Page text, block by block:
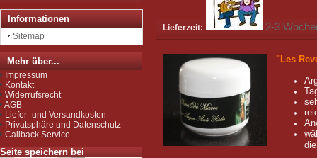
Lieferzeit: 2-3
"Les
Handarbeit zu den wertvollen
Produkten wurden, wie Sie sie
bei uns kaufen können.
Wir sind zudem von der EU als
unterliegen der Kontrolle nach
der sog. Novel-Food-VO.
Seit Juli 2012 sind wir für das
Argan Speiseöl BIO-zertifiziert
gemäß EG-Öko-Verordnung
durch DE-ÖKO-037 (Marokko
Landwirtschaft)
Informationen
Sitemap
Mehr über...
Impressum
Kontakt
Widerrufsrecht
AGB
Liefer- und Versandkosten
Privatsphäre und Datenschutz
Callback Service
Seite speichern bei